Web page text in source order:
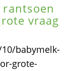
vraag
babymelk-
grote-